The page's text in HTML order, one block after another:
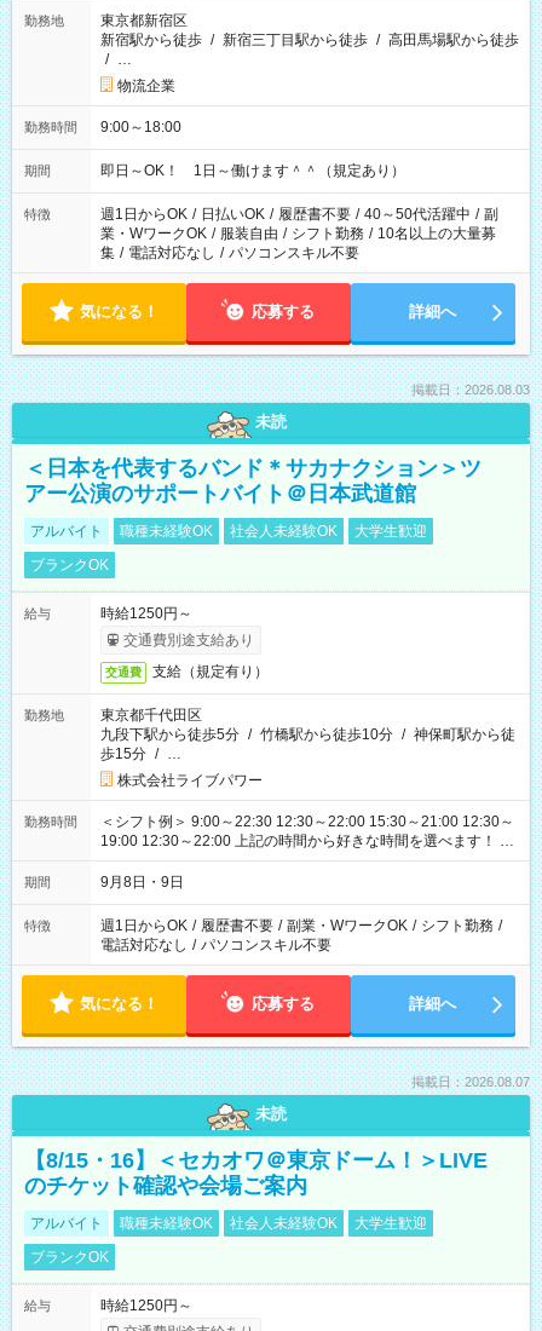
勤務地
東京都新宿区
新宿駅から徒歩 / 新宿三丁目駅から徒歩 / 高田馬場駅から徒歩
/ …
物流企業
勤務時間 9:00～18:00
期間 即日～OK！ 1日～働けます＾＾（規定あり）
特徴 週1日からOK / 日払いOK / 履歴書不要 / 40～50代活躍中 / 副
業・WワークOK / 服装自由 / シフト勤務 / 10名以上の大量募
集 / 電話対応なし / パソコンスキル不要
気になる！ 応募する 詳細へ
掲載日：2026.08.03
未読
＜日本を代表するバンド＊サカナクション＞ツ
アー公演のサポートバイト＠日本武道館
アルバイト 職種未経験OK 社会人未経験OK
大学生歓迎
ブランクOK
給与
時給1250円～
交通費別途支給あり
交通費 支給（規定有り）
勤務地
東京都千代田区
九段下駅から徒歩5分 / 竹橋駅から徒歩10分 / 神保町駅から徒
歩15分 / …
株式会社ライブパワー
勤務時間
＜シフト例＞ 9:00～22:30 12:30～22:00 15:30～21:00 12:30～
19:00 12:30～22:00 上記の時間から好きな時間を選べます！ ※
時間は変更となる可能性があります
期間 9月8日・9日
特徴 週1日からOK / 履歴書不要 / 副業・WワークOK / シフト勤務 /
電話対応なし / パソコンスキル不要
気になる！ 応募する 詳細へ
掲載日：2026.08.07
未読
【8/15・16】＜セカオワ＠東京ドーム！＞LIVE
のチケット確認や会場ご案内
アルバイト 職種未経験OK 社会人未経験OK
大学生歓迎
ブランクOK
給与
時給1250円～